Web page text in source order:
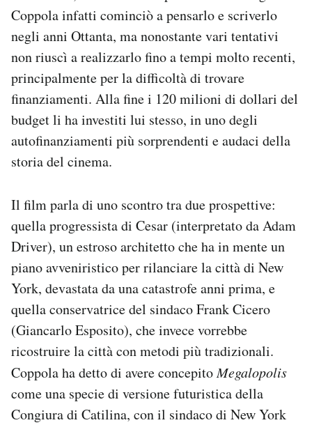
Coppola infatti cominciò a pensarlo e scriverlo
negli anni Ottanta, ma nonostante vari tentativi
non riuscì a realizzarlo fino a tempi molto recenti,
principalmente per la difficoltà di trovare
finanziamenti. Alla fine i 120 milioni di dollari del
budget li ha investiti lui stesso, in uno degli
autofinanziamenti più sorprendenti e audaci della
storia del cinema.
Il film parla di uno scontro tra due prospettive:
quella progressista di Cesar (interpretato da Adam
Driver), un estroso architetto che ha in mente un
piano avveniristico per rilanciare la città di New
York, devastata da una catastrofe anni prima, e
quella conservatrice del sindaco Frank Cicero
(Giancarlo Esposito), che invece vorrebbe
ricostruire la città con metodi più tradizionali.
Coppola ha detto di avere concepitoMegalopolis
come una specie di versione futuristica della
Congiura di Catilina, con il sindaco di New York